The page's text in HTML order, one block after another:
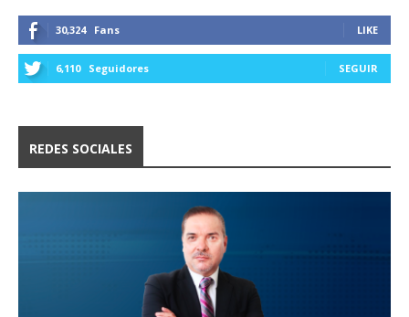
30,324 Fans LIKE
6,110 Seguidores SEGUIR
REDES SOCIALES